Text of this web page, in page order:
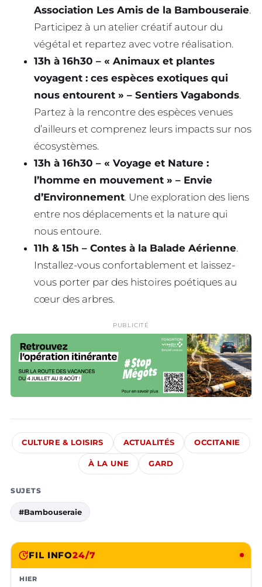
Association Les Amis de la Bambouseraie.
Participez à un atelier créatif autour du
végétal et repartez avec votre réalisation.
13h à 16h30 – « Animaux et plantes
voyagent : ces espèces exotiques qui
nous entourent » – Sentiers Vagabonds.
Partez à la rencontre des espèces venues
d’ailleurs et comprenez leurs impacts sur nos
écosystèmes.
13h à 16h30 – « Voyage et Nature :
l’homme en mouvement » – Envie
d’Environnement. Une exploration des liens
entre nos déplacements et la nature qui
nous entoure.
11h & 15h – Contes à la Balade Aérienne.
Installez-vous confortablement et laissez-
vous porter par des histoires poétiques au
cœur des arbres.
PUBLICITÉ
CULTURE & LOISIRS ACTUALITÉS OCCITANIE
À LA UNE GARD
SUJETS
#Bambouseraie
FIL INFO24/7
HIER